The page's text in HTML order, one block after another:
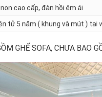
cao cấp, đàn hồi êm ái
tử 5 năm ( khung và mút ) tại
GHẾ SOFA, CHƯA BAO